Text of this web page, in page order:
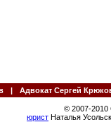
| Адвокат Сергей
© 2007-
юрист Наталья